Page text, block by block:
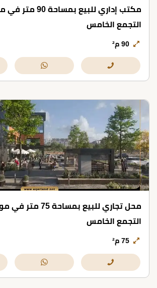
التجمع الخامس
90 م²
التجمع الخامس
75 م²